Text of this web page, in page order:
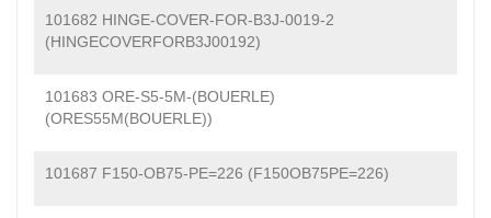
101682 HINGE-COVER-FOR-B3J-0019-2
(HINGECOVERFORB3J00192)
101683 ORE-S5-5M-(BOUERLE)
(ORES55M(BOUERLE))
101687 F150-OB75-PE=226 (F150OB75PE=226)